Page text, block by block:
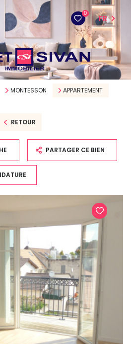
0
FR
MONTESSON APPARTEMENT
RETOUR
PARTAGER CE BIEN